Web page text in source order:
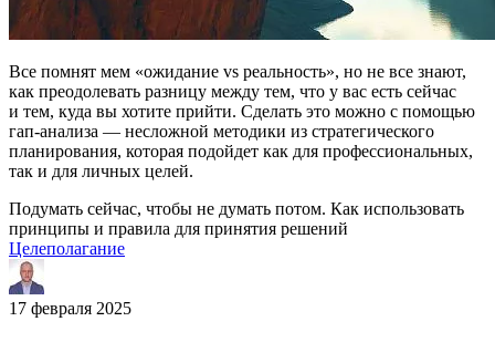
Все помнят мем «ожидание vs реальность», но не все знают,
как преодолевать разницу между тем, что у вас есть сейчас
и тем, куда вы хотите прийти. Сделать это можно с помощью
гап-анализа — несложной методики из стратегического
планирования, которая подойдет как для профессиональных,
так и для личных целей.
Подумать сейчас, чтобы не думать потом. Как использовать
принципы и правила для принятия решений
Целеполагание
17 февраля 2025